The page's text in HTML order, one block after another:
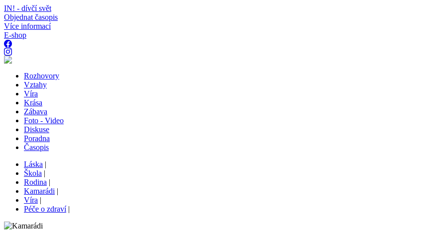
IN! - dívčí svět
Objednat časopis
Více informací
E-shop
Rozhovory
Vztahy
Víra
Krása
Zábava
Foto - Video
Diskuse
Poradna
Časopis
Láska |
Škola |
Rodina |
Kamarádi |
Víra |
Péče o zdraví|